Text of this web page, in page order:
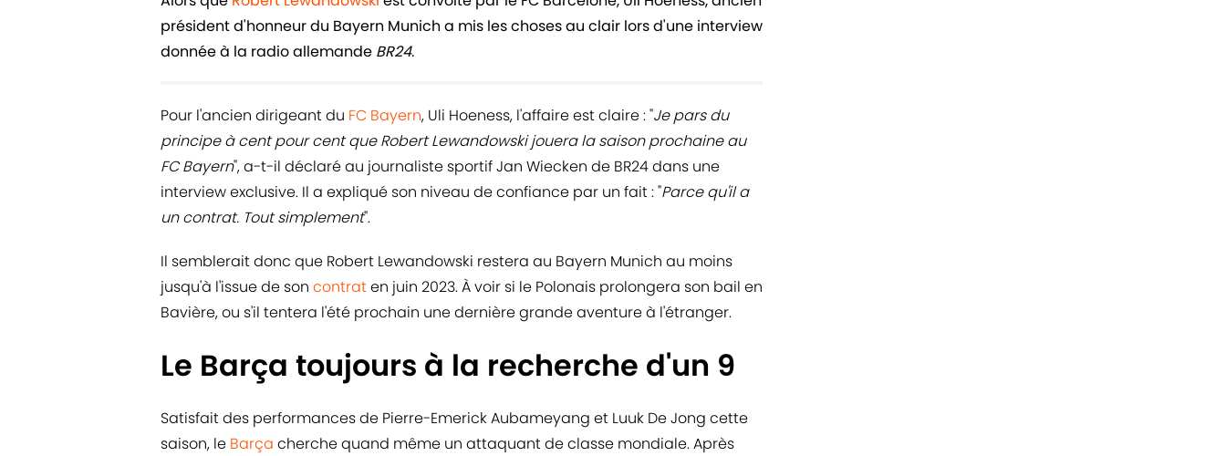
président d'honneur du Bayern Munich a mis les choses au clair lors d'une interview
donnée à la radio allemande BR24.
Pour l'ancien dirigeant du FC Bayern, Uli Hoeness, l'affaire est claire : "Je pars du
principe à cent pour cent que Robert Lewandowski jouera la saison prochaine au
FC Bayern", a-t-il déclaré au journaliste sportif Jan Wiecken de BR24 dans une
interview exclusive. Il a expliqué son niveau de confiance par un fait : "Parce qu'il a
un contrat. Tout simplement".
Il semblerait donc que Robert Lewandowski restera au Bayern Munich au moins
jusqu'à l'issue de son contraten juin 2023. À voir si le Polonais prolongera son bail en
Bavière, ou s'il tentera l'été prochain une dernière grande aventure à l'étranger.
Le Barça toujours à la recherche d'un 9
Satisfait des performances de Pierre-Emerick Aubameyang et Luuk De Jong cette
saison, le Barça cherche quand même un attaquant de classe mondiale. Après